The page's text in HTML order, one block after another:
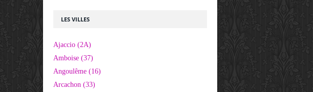
LES VILLES
Ajaccio (2A)
Amboise (37)
Angoulême (16)
Arcachon (33)